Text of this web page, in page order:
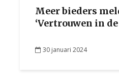
Meer bieders
‘Vertrouwen in
30 januari 2024